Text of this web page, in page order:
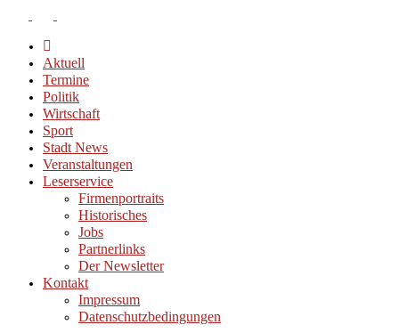
Aktuell
Termine
Politik
Wirtschaft
Sport
Stadt News
Veranstaltungen
Leserservice
Firmenportraits
Historisches
Jobs
Partnerlinks
Der Newsletter
Kontakt
Impressum
Datenschutzbedingungen